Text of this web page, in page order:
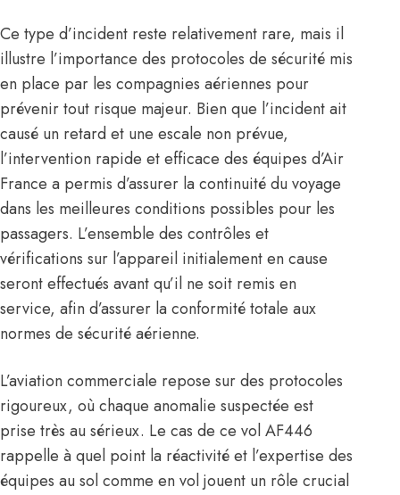
Ce type d’incident reste relativement rare, mais il
illustre l’importance des protocoles de sécurité mis
en place par les compagnies aériennes pour
prévenir tout risque majeur. Bien que l’incident ait
causé un retard et une escale non prévue,
l’intervention rapide et efficace des équipes d’Air
France a permis d’assurer la continuité du voyage
dans les meilleures conditions possibles pour les
passagers. L’ensemble des contrôles et
vérifications sur l’appareil initialement en cause
seront effectués avant qu’il ne soit remis en
service, afin d’assurer la conformité totale aux
normes de sécurité aérienne.
L’aviation commerciale repose sur des protocoles
rigoureux, où chaque anomalie suspectée est
prise très au sérieux. Le cas de ce vol AF446
rappelle à quel point la réactivité et l’expertise des
équipes au sol comme en vol jouent un rôle crucial